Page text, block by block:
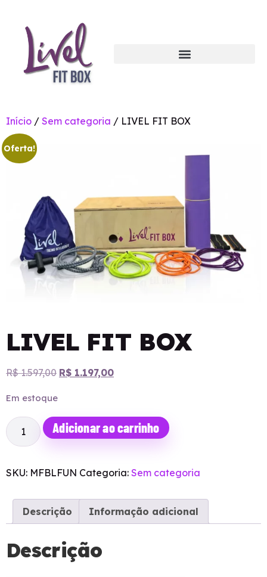
Início / Sem categoria / LIVEL FIT BOX
Oferta!
LIVEL FIT BOX
R$1.597,00 R$ 1.197,00
Em estoque
Adicionar ao carrinho
SKU: MFBLFUN Categoria: Sem categoria
Descrição Informação adicional
Descrição